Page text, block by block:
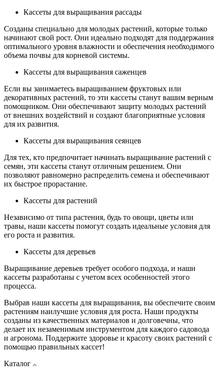
Кассеты для выращивания рассады
Созданы специально для молодых растений, которые только
начинают свой рост. Они идеально подходят для поддержания
оптимального уровня влажности и обеспечения необходимого
объема почвы для корневой системы.
Кассеты для выращивания саженцев
Если вы занимаетесь выращиванием фруктовых или
декоративных растений, то эти кассеты станут вашим верным
помощником. Они обеспечивают защиту молодых растений
от внешних воздействий и создают благоприятные условия
для их развития.
Кассеты для выращивания сеянцев
Для тех, кто предпочитает начинать выращивание растений с
семян, эти кассеты станут отличным решением. Они
позволяют равномерно распределить семена и обеспечивают
их быстрое прорастание.
Кассеты для растений
Независимо от типа растения, будь то овощи, цветы или
травы, наши кассеты помогут создать идеальные условия для
его роста и развития.
Кассеты для деревьев
Выращивание деревьев требует особого подхода, и наши
кассеты разработаны с учетом всех особенностей этого
процесса.
Выбрав наши кассеты для выращивания, вы обеспечите своим
растениям наилучшие условия для роста. Наши продукты
созданы из качественных материалов и долговечны, что
делает их незаменимым инструментом для каждого садовода
и агронома. Поддержите здоровье и красоту своих растений с
помощью правильных кассет!
Каталог